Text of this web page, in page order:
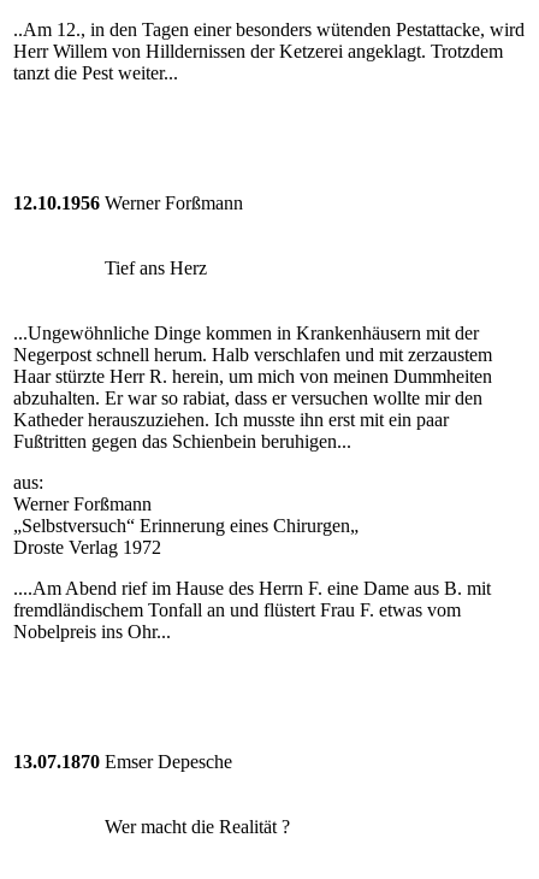
..Am 12., in den Tagen einer besonders wütenden Pestattacke, wird
Herr Willem von Hilldernissen der Ketzerei angeklagt. Trotzdem
tanzt die Pest weiter...
12.10.1956 Werner Forßmann
Tief ans Herz
...Ungewöhnliche Dinge kommen in Krankenhäusern mit der
Negerpost schnell herum. Halb verschlafen und mit zerzaustem
Haar stürzte Herr R. herein, um mich von meinen Dummheiten
abzuhalten. Er war so rabiat, dass er versuchen wollte mir den
Katheder herauszuziehen. Ich musste ihn erst mit ein paar
Fußtritten gegen das Schienbein beruhigen...
aus:
Werner Forßmann
„Selbstversuch“ Erinnerung eines Chirurgen„
Droste Verlag 1972
....Am Abend rief im Hause des Herrn F. eine Dame aus B. mit
fremdländischem Tonfall an und flüstert Frau F. etwas vom
Nobelpreis ins Ohr...
13.07.1870 Emser Depesche
Wer macht die Realität ?